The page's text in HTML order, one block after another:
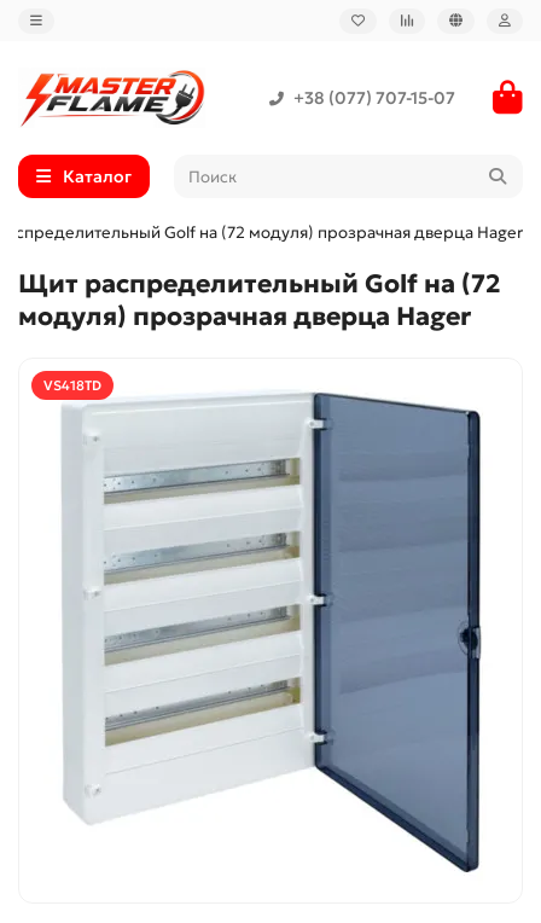
+38 (077) 707-15-07
Каталог
Golf на (72 модуля) прозрачная дверца Hager
Щит распределительный Golf на (72
модуля) прозрачная дверца Hager
VS418TD